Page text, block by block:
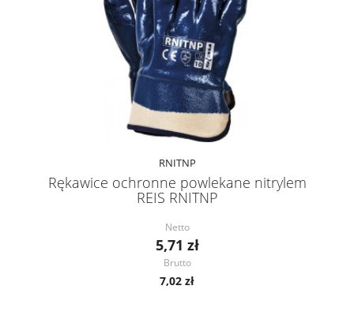
RNITNP
Rękawice ochronne powlekane nitrylem
REIS RNITNP
Netto
5,71 zł
Brutto
7,02 zł